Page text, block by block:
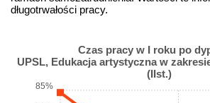
długotrwałości pracy.
Czas pracy w I roku po
UPSL, Edukacja artystyczna w
(IIst.)
85%